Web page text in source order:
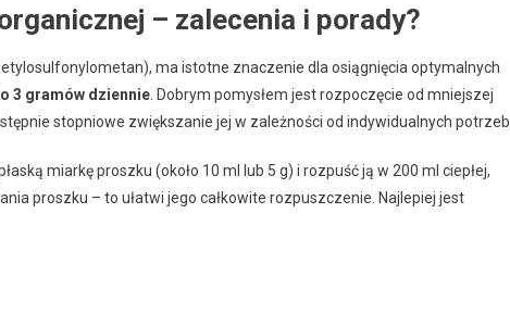
– zalecenia i porady?
ma istotne znaczenie dla osiągnięcia optymalnych
3 gramów dziennie . Dobrym pomysłem jest rozpoczęcie od mniejszej
stopniowe zwiększanie jej w zależności od indywidualnych potrzeb.
miarkę proszku (około 10 ml lub 5 g) i rozpuść ją w 200 ml ciepłej,
proszku – to ułatwi jego całkowite rozpuszczenie. Najlepiej jest